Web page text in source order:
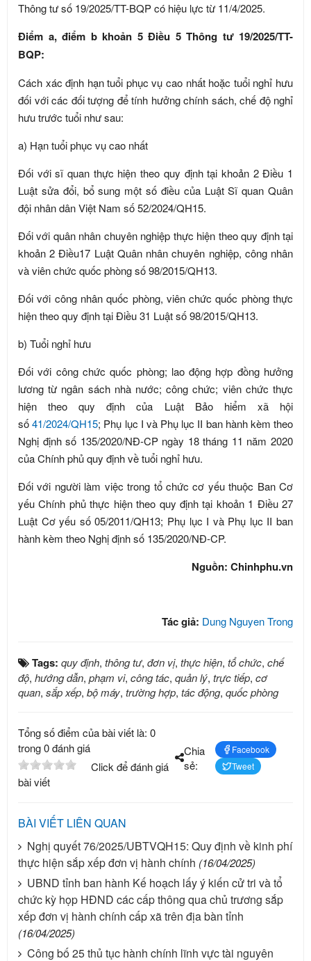
Thông tư số 19/2025/TT-BQP có hiệu lực từ 11/4/2025.
Điểm a, điểm b khoản 5 Điều 5 Thông tư 19/2025/TT-
BQP:
Cách xác định hạn tuổi phục vụ cao nhất hoặc tuổi nghỉ hưu
đối với các đối tượng để tính hưởng chính sách, chế độ nghỉ
hưu trước tuổi như sau:
a) Hạn tuổi phục vụ cao nhất
Đối với sĩ quan thực hiện theo quy định tại khoản 2 Điều 1
Luật sửa đổi, bổ sung một số điều của Luật Sĩ quan Quân
đội nhân dân Việt Nam số 52/2024/QH15.
Đối với quân nhân chuyên nghiệp thực hiện theo quy định tại
khoản 2 Điều17 Luật Quân nhân chuyên nghiệp, công nhân
và viên chức quốc phòng số 98/2015/QH13.
Đối với công nhân quốc phòng, viên chức quốc phòng thực
hiện theo quy định tại Điều 31 Luật số 98/2015/QH13.
b) Tuổi nghỉ hưu
Đối với công chức quốc phòng; lao động hợp đồng hưởng
lương từ ngân sách nhà nước; công chức; viên chức thực
hiện theo quy định của Luật Bảo hiểm xã hội
số41/2024/QH15; Phụ lục I và Phụ lục II ban hành kèm theo
Nghị định số 135/2020/NĐ-CP ngày 18 tháng 11 năm 2020
của Chính phủ quy định về tuổi nghỉ hưu.
Đối với người làm việc trong tổ chức cơ yếu thuộc Ban Cơ
yếu Chính phủ thực hiện theo quy định tại khoản 1 Điều 27
Luật Cơ yếu số 05/2011/QH13; Phụ lục I và Phụ lục II ban
hành kèm theo Nghị định số 135/2020/NĐ-CP.
Nguồn: Chinhphu.vn
Tác giả: Dung Nguyen Trong
Tags: quy định, thông tư, đơn vị, thực hiện, tổ chức, chế
độ, hướng dẫn, phạm vi, công tác, quản lý, trực tiếp, cơ
quan, sắp xếp, bộ máy, trường hợp, tác động, quốc phòng
Tổng số điểm của bài viết là: 0
trong 0 đánh giá
Click để đánh giá
bài viết
Chia
sẻ:
Facebook
Tweet
BÀI VIẾT LIÊN QUAN
Nghị quyết 76/2025/UBTVQH15: Quy định về kinh phí
thực hiện sắp xếp đơn vị hành chính (16/04/2025)
UBND tỉnh ban hành Kế hoạch lấy ý kiến cử tri và tổ
chức kỳ họp HĐND các cấp thông qua chủ trương sắp
xếp đơn vị hành chính cấp xã trên địa bàn tỉnh
(16/04/2025)
Công bố 25 thủ tục hành chính lĩnh vực tài nguyên